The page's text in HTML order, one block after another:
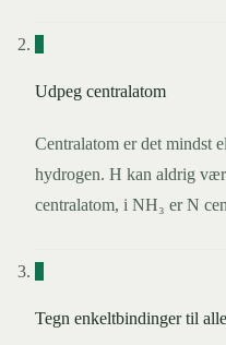
2
Udpeg centralatom
Centralatom er det mindst
hydrogen. H kan aldrig
centralatom, i NH₃ er N
3
Tegn enkeltbindinger til